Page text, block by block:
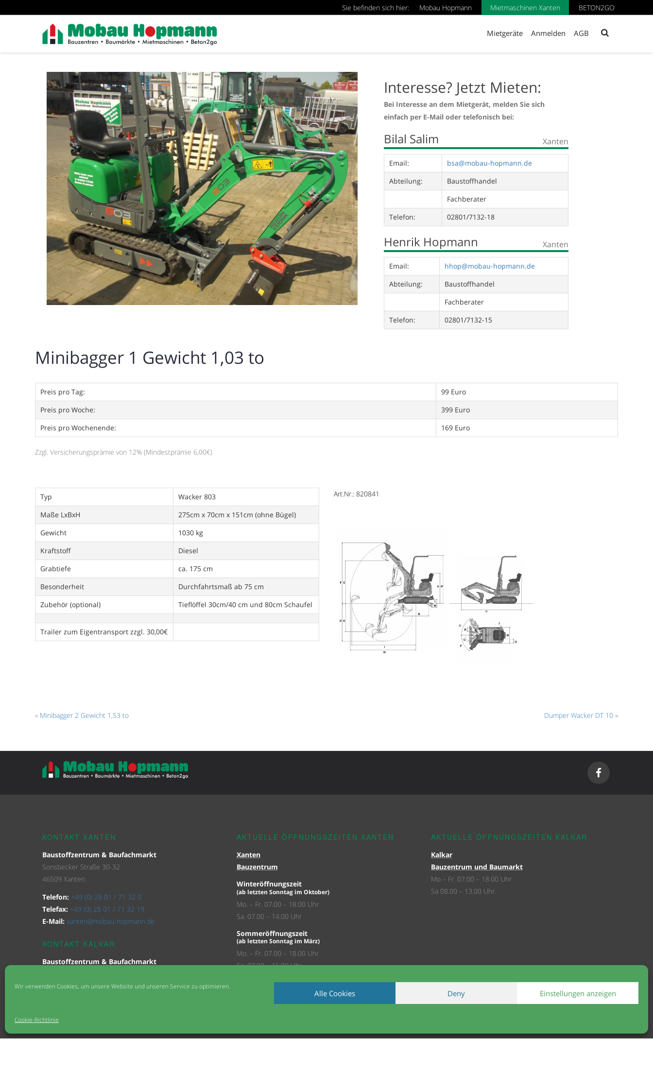
Wir verwenden Cookies, um unsere Website und unseren Service zu optimieren.
Alle Cookies Deny Einstellungen anzeigen
Cookie-Richtlinie
Sie befinden sich hier: Mobau Hopmann Mietmaschinen Xanten BETON2GO
Mietgeräte Anmelden AGB
Interesse? Jetzt Mieten:
Bei Interesse an dem Mietgerät, melden Sie sich
einfach per E-Mail oder telefonisch bei:
Bilal Salim Xanten
Email:
bsa@mobau-hopmann.de
Abteilung:
Baustoffhandel
Fachberater
Telefon:
02801/7132-18
Henrik Hopmann Xanten
Email:
hhop@mobau-hopmann.de
Abteilung:
Baustoffhandel
Fachberater
Telefon:
02801/7132-15
Minibagger 1 Gewicht 1,03 to
Preis pro Tag:
99 Euro
Preis pro Woche:
399 Euro
Preis pro Wochenende:
169 Euro
Zzgl. Versicherungsprämie von 12% (Mindestprämie 6,00€)
Typ
Wacker 803
Maße LxBxH
275cm x 70cm x 151cm (ohne Bügel)
Gewicht
1030 kg
Kraftstoff
Diesel
Grabtiefe
ca. 175 cm
Besonderheit
Durchfahrtsmaß ab 75 cm
Zubehör (optional)
Tieflöffel 30cm/40 cm und 80cm Schaufel
Trailer zum Eigentransport zzgl. 30,00€
Art.Nr.: 820841
« Minibagger 2 Gewicht 1,53 to Dumper Wacker DT 10 »
KONTAKT XANTEN
Baustoffzentrum & Baufachmarkt
Sonsbecker Straße 30-32
46509 Xanten
Telefon: +49 (0) 28 01 / 71 32 0
Telefax: +49 (0) 28 01 / 71 32 19
E-Mail: xanten@mobau-hopmann.de
KONTAKT KALKAR
Baustoffzentrum & Baufachmarkt
47546 Kalkar
Telefax
AKTUELLE ÖFFNUNGSZEITEN XANTEN
Xanten
Bauzentrum
Winteröffnungszeit
(ab letzten Sonntag im Oktober)
Mo. – Fr. 07.00 – 18.00 Uhr
Sa. 07.00 – 14.00 Uhr
Sommeröffnungszeit
(ab letzten Sonntag im März)
Mo. – Fr. 07.00 – 18.00 Uhr
Sa. 07.00 – 16.00 Uhr
AKTUELLE ÖFFNUNGSZEITEN KALKAR
Kalkar
Bauzentrum und Baumarkt
Mo – Fr. 07.00 – 18.00 Uhr
Sa 08.00 – 13.00 Uhr.